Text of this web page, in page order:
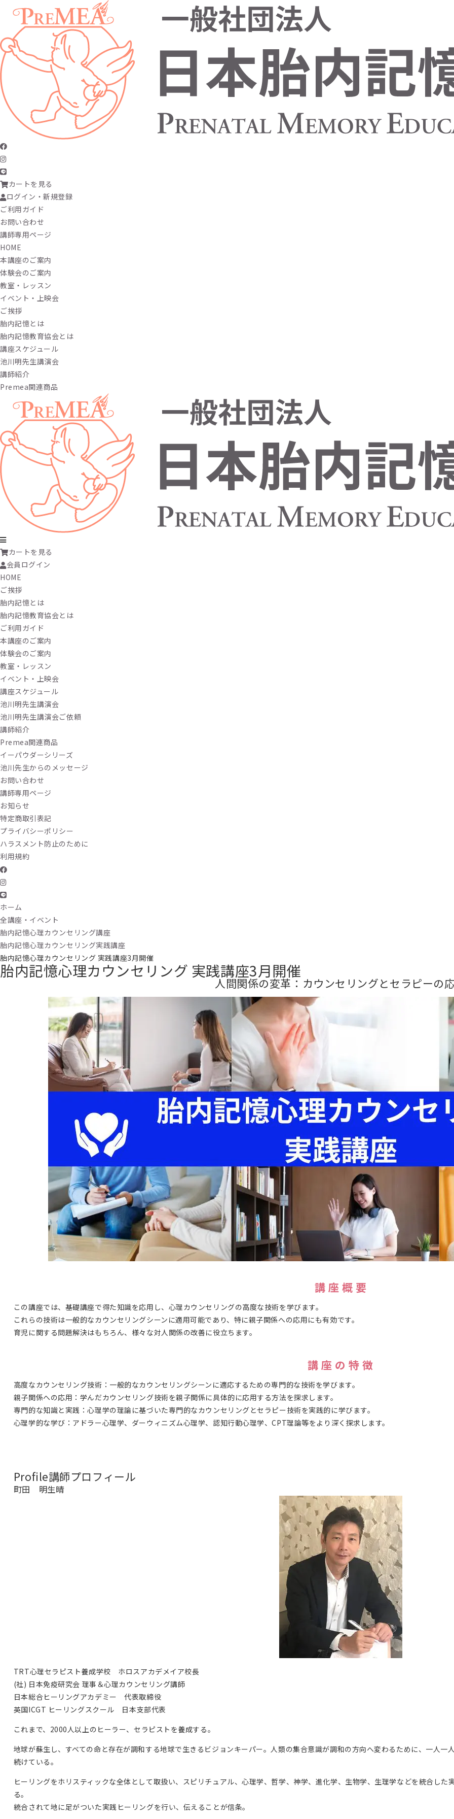
カートを見る
ログイン・新規登録
ご利用ガイド
お問い合わせ
講師専用ページ
HOME
本講座のご案内
体験会のご案内
教室・レッスン
イベント・上映会
ご挨拶
胎内記憶とは
胎内記憶教育協会とは
講座スケジュール
池川明先生講演会
講師紹介
Premea関連商品
カートを見る
会員ログイン
HOME
ご挨拶
胎内記憶とは
胎内記憶教育協会とは
ご利用ガイド
本講座のご案内
体験会のご案内
教室・レッスン
イベント・上映会
講座スケジュール
池川明先生講演会
池川明先生講演会ご依頼
講師紹介
Premea関連商品
イーパウダーシリーズ
池川先生からのメッセージ
お問い合わせ
講師専用ページ
お知らせ
特定商取引表記
プライバシーポリシー
ハラスメント防止のために
利用規約
ホーム
全講座・イベント
胎内記憶心理カウンセリング講座
胎内記憶心理カウンセリング実践講座
胎内記憶心理カウンセリング 実践講座3月開催
胎内記憶心理カウンセリング 実践講座3月開催
人間関係の変革：カウンセリングとセラピーの
講 座 概 要
この講座では、基礎講座で得た知識を応用し、心理カウンセリングの高度な技術を学びます。
これらの技術は一般的なカウンセリングシーンに適用可能であり、特に親子関係への応用にも有効です。
育児に関する問題解決はもちろん、様々な対人関係の改善に役立ちます。
講 座 の 特 徴
高度なカウンセリング技術：一般的なカウンセリングシーンに適応するための専門的な技術を学びます。
親子関係への応用：学んだカウンセリング技術を親子関係に具体的に応用する方法を探求します。
専門的な知識と実践：心理学の理論に基づいた専門的なカウンセリングとセラピー技術を実践的に学びます。
心理学的な学び：アドラー心理学、ダーウィニズム心理学、認知行動心理学、CPT理論等をより深く探求します。
Profile講師プロフィール
町田 明生晴
TRT心理セラピスト養成学校 ホロスアカデメイア校長
(社) 日本免疫研究会 理事＆心理カウンセリング講師
日本総合ヒーリングアカデミー 代表取締役
英国ICGT ヒーリングスクール 日本支部代表
これまで、2000人以上のヒーラー、セラピストを養成する。
地球が蘇生し、すべての命と存在が調和する地球で生きるビジョンキーパー。人類の集合意識が調和の方向へ変わるために、一人
続けている。
ヒーリングをホリスティックな全体として取扱い、スピリチュアル、心理学、哲学、神学、進化学、生物学、生理学などを統合し
る。
統合されて地に足がついた実践ヒーリングを行い、伝えることが信条。